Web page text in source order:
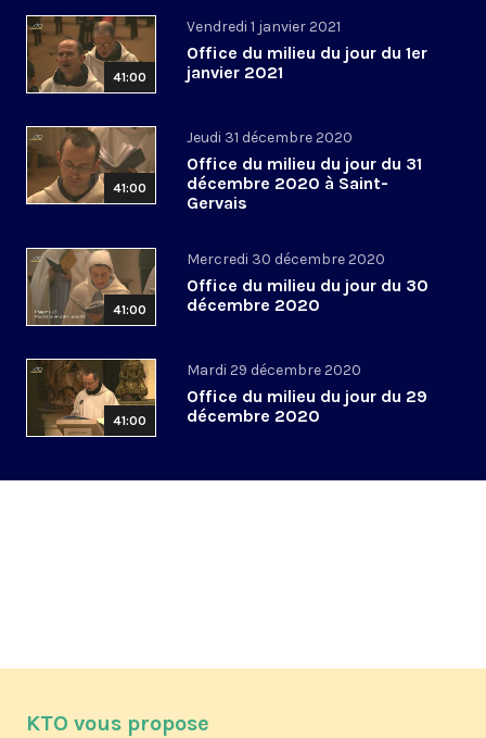
41:00
Vendredi 1 janvier 2021
Office du milieu du jour du 1er
janvier 2021
41:00
Jeudi 31 décembre 2020
Office du milieu du jour du 31
décembre 2020 à Saint-
Gervais
41:00
Mercredi 30 décembre 2020
Office du milieu du jour du 30
décembre 2020
41:00
Mardi 29 décembre 2020
Office du milieu du jour du 29
décembre 2020
KTO vous propose